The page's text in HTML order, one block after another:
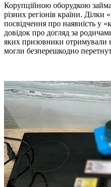
Корупційною оборудкою
різних регіонів країни.
посвідчення про наявність у
довідок про догляд за
яких призовники отримували
могли безперешкодно